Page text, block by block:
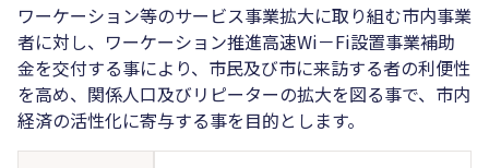
ワーケーション等のサービス事業拡大に取り組む市内事業
者に対し、ワーケーション推進高速Wi－Fi設置事業補助
金を交付する事により、市民及び市に来訪する者の利便性
を高め、関係人口及びリピーターの拡大を図る事で、市内
経済の活性化に寄与する事を目的とします。